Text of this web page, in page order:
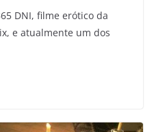
DNI, filme erótico da
e atualmente um dos